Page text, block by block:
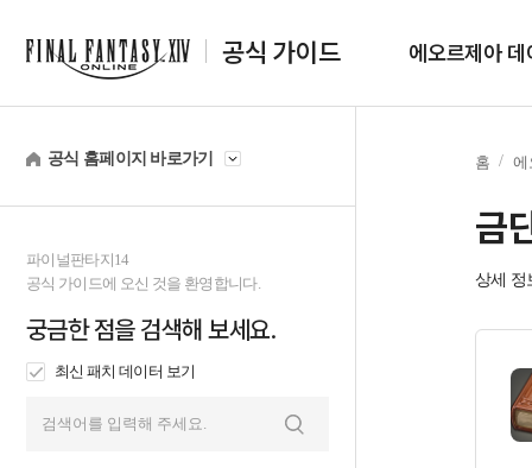
공식 가이드 에오르제아
공식 홈페이지 바로가기
파이널판타지14
공식 가이드에 오신 것을 환영합니다.
궁금한 점을 검색해 보세요.
최신 패치 데이터 보기
홈 에
금
상세 정